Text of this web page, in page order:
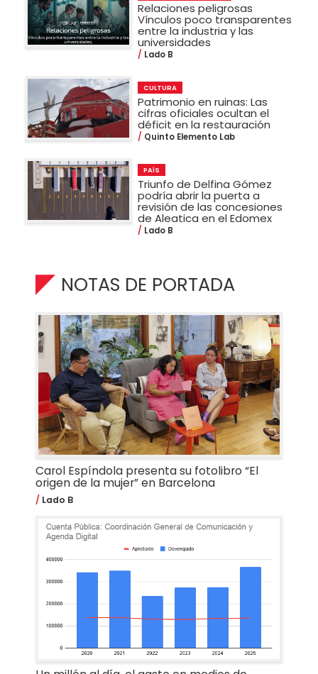
Relaciones peligrosas
Vínculos poco transparentes
entre la industria y las
universidades
Lado B
CULTURA
Patrimonio en ruinas: Las
cifras oficiales ocultan el
déficit en la restauración
Quinto Elemento Lab
PAÍS
Triunfo de Delfina Gómez
podría abrir la puerta a
revisión de las concesiones
de Aleatica en el Edomex
Lado B
NOTAS DE PORTADA
Carol Espíndola presenta su fotolibro “El
origen de la mujer” en Barcelona
Lado B